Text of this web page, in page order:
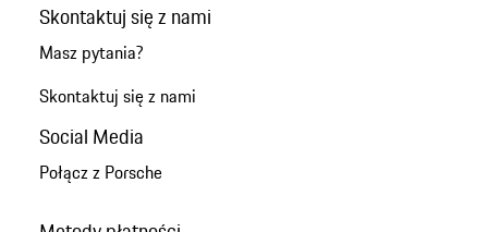
Skontaktuj się z nami
Masz pytania?
Skontaktuj się z nami
Social Media
Połącz z Porsche